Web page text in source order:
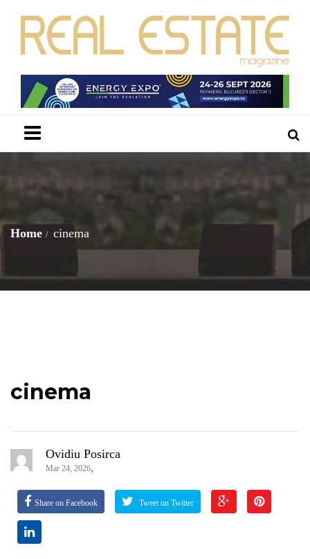
Home cinema
cinema
Ovidiu Posirca
Mar 24, 2026,
Share on Facebook Tweet on Twitter